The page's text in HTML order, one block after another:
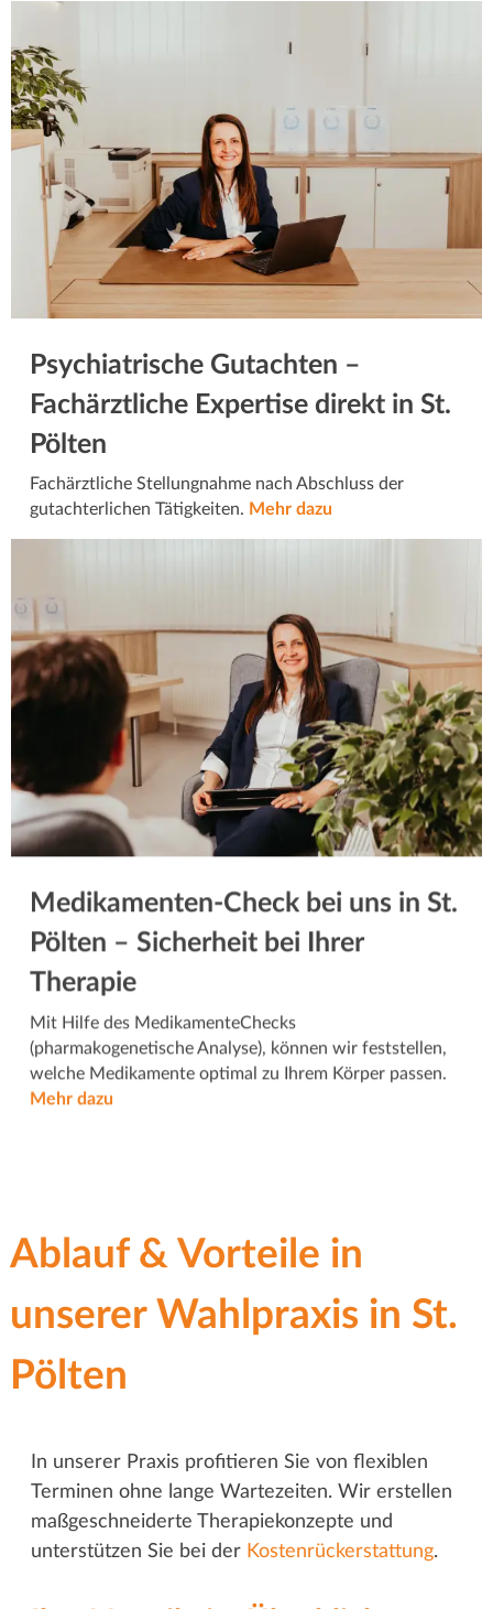
Psychiatrische Gutachten –
Fachärztliche Expertise direkt in St.
Pölten
Fachärztliche Stellungnahme nach Abschluss der
gutachterlichen Tätigkeiten. Mehr dazu
Medikamenten-Check bei uns in St.
Pölten – Sicherheit bei Ihrer
Therapie
Mit Hilfe des MedikamenteChecks
(pharmakogenetische Analyse), können wir feststellen,
welche Medikamente optimal zu Ihrem Körper passen.
Mehr dazu
Ablauf & Vorteile in
unserer Wahlpraxis in St.
Pölten
In unserer Praxis profitieren Sie von flexiblen
Terminen ohne lange Wartezeiten. Wir erstellen
maßgeschneiderte Therapiekonzepte und
unterstützen Sie bei der Kostenrückerstattung.